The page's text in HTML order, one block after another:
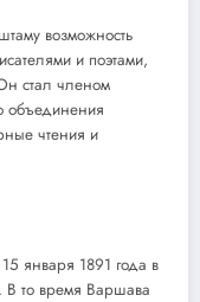
возможность
и поэтами,
стал членом
объединения
чтения и
января 1891 года в
В то время Варшава